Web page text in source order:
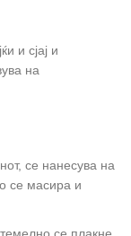
и сјај и
на
се нанесува на
се масира и
се плакне